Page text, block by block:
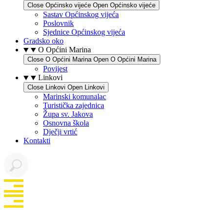
Close Općinsko vijeće Open Općinsko vijeće
Sastav Općinskog vijeća
Poslovnik
Sjednice Općinskog vijeća
Gradsko oko
O Općini Marina
Close O Općini Marina Open O Općini Marina
Povijest
Linkovi
Close Linkovi Open Linkovi
Marinski komunalac
Turistička zajednica
Župa sv. Jakova
Osnovna škola
Dječji vrtić
Kontakti